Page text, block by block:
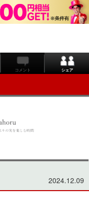
コメント シェア
2024.12.09